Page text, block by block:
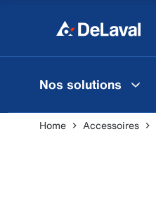
Nos solutions
Home Accessoires